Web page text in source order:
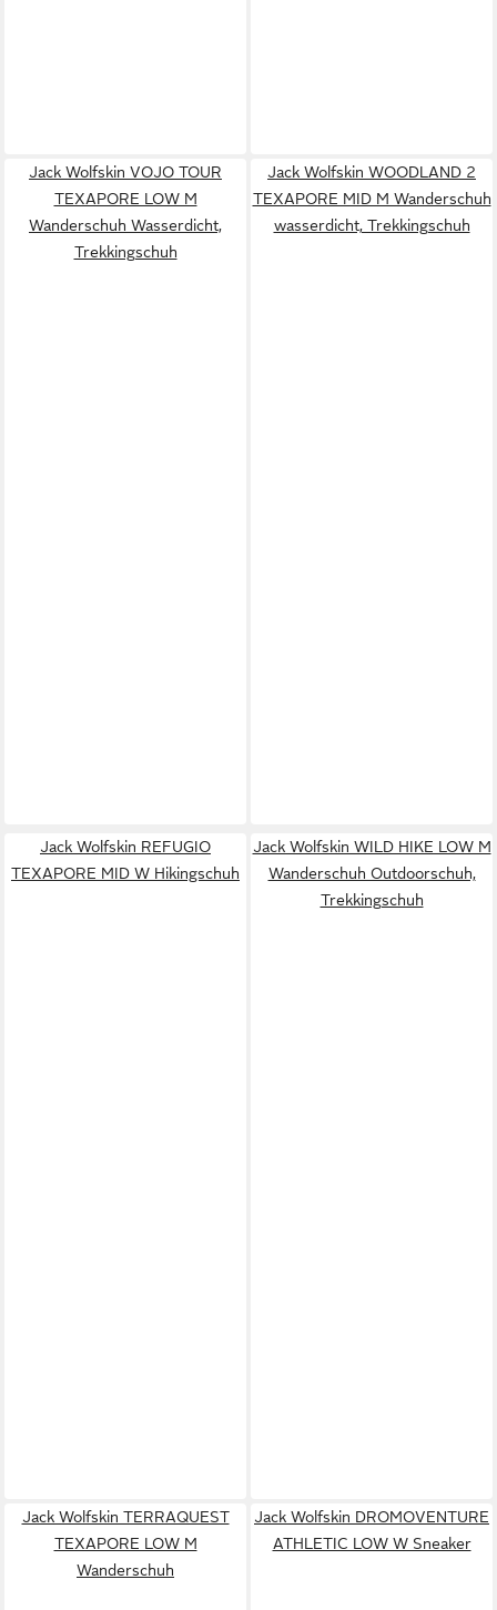
Jack Wolfskin VOJO TOUR
TEXAPORE LOW M
Wanderschuh Wasserdicht,
Trekkingschuh
Jack Wolfskin WOODLAND 2
TEXAPORE MID M Wanderschuh
wasserdicht, Trekkingschuh
Jack Wolfskin REFUGIO
TEXAPORE MID W Hikingschuh
Jack Wolfskin WILD HIKE LOW M
Wanderschuh Outdoorschuh,
Trekkingschuh
Jack Wolfskin TERRAQUEST
TEXAPORE LOW M
Wanderschuh
Jack Wolfskin DROMOVENTURE
ATHLETIC LOW W Sneaker